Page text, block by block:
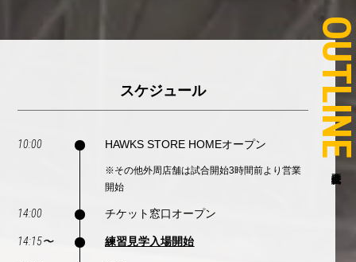
スケジュール
10:00 HAWKS STORE HOMEオープン
※その他外周店舗は試合開始3時間前より営業
開始
14:00 チケット窓口オープン
14:15〜 練習見学入場開始